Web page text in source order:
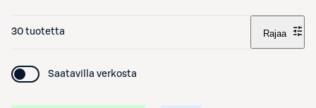
30 tuotetta Rajaa
Saatavilla verkosta